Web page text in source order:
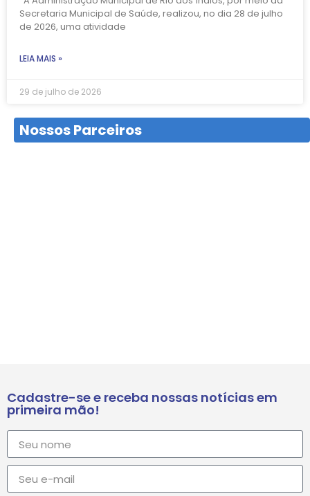
Secretaria Municipal de Saúde, realizou, no dia 28 de julho
de 2026, uma atividade
LEIA MAIS »
29 de julho de 2026
Nossos Parceiros
Cadastre-se e receba nossas notícias em
primeira mão!